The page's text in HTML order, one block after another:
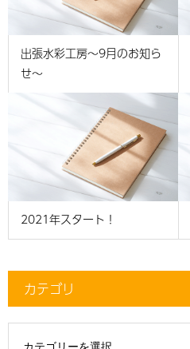
出張水彩工房～9月のお知ら
せ～
2021年スタート！
カテゴリ